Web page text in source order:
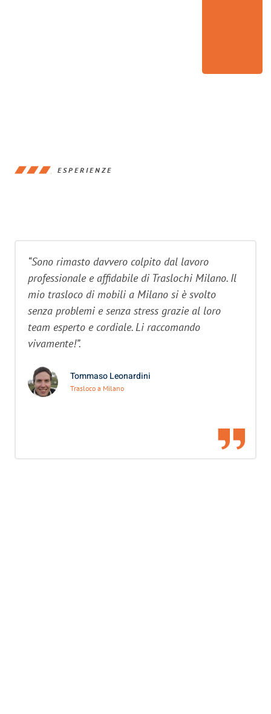
ESPERIENZE
“Sono rimasto davvero colpito dal lavoro
professionale e affidabile di Traslochi Milano. Il
mio trasloco di mobili a Milano si è svolto
senza problemi e senza stress grazie al loro
team esperto e cordiale. Li raccomando
vivamente!”.
Tommaso Leonardini
Trasloco a Milano